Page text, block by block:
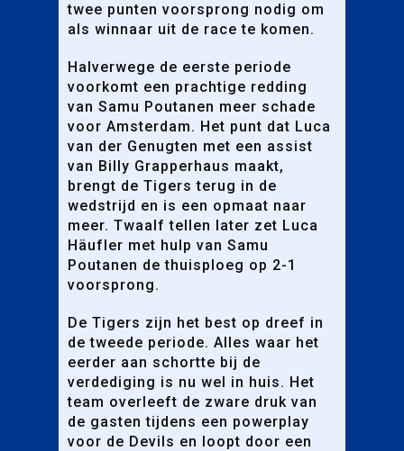
twee punten voorsprong nodig om
als winnaar uit de race te komen.
Halverwege de eerste periode
voorkomt een prachtige redding
van Samu Poutanen meer schade
voor Amsterdam. Het punt dat Luca
van der Genugten met een assist
van Billy Grapperhaus maakt,
brengt de Tigers terug in de
wedstrijd en is een opmaat naar
meer. Twaalf tellen later zet Luca
Häufler met hulp van Samu
Poutanen de thuisploeg op 2-1
voorsprong.
De Tigers zijn het best op dreef in
de tweede periode. Alles waar het
eerder aan schortte bij de
verdediging is nu wel in huis. Het
team overleeft de zware druk van
de gasten tijdens een powerplay
voor de Devils en loopt door een